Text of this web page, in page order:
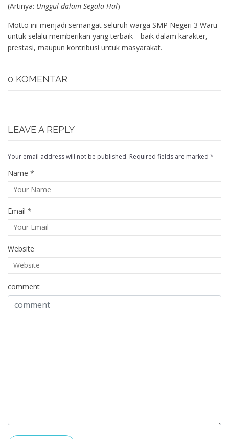
(Artinya: Unggul dalam Segala Hal)
Motto ini menjadi semangat seluruh warga SMP Negeri 3 Waru
untuk selalu memberikan yang terbaik—baik dalam karakter,
prestasi, maupun kontribusi untuk masyarakat.
0 KOMENTAR
LEAVE A REPLY
Your email address will not be published. Required fields are marked *
Name *
Email *
Website
comment